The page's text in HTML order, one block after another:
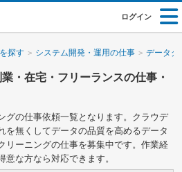
ログイン
探す システム開発・運用の仕事 データク
・在宅・フリーランスの仕事・
グの仕事依頼一覧となります。クラウデ
を無くしてデータの品質を高めるデータ
リーニングの仕事を募集中です。作業経
な方なら対応できます。